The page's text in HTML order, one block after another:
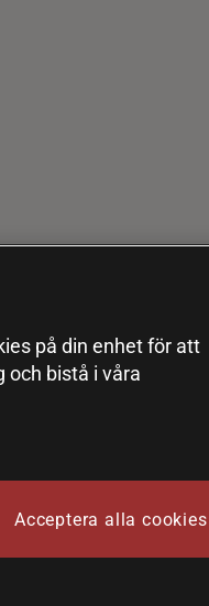
på din enhet för att
och bistå i våra
Acceptera alla cookies